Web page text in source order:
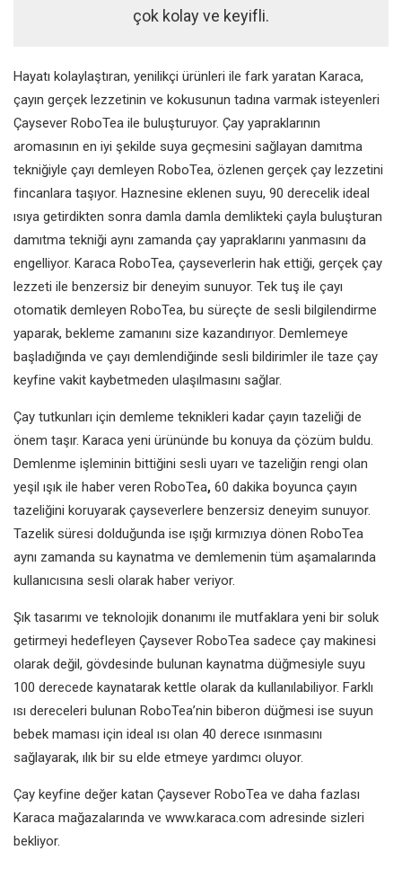
çok kolay ve keyifli.
Hayatı kolaylaştıran, yenilikçi ürünleri ile fark yaratan Karaca,
çayın gerçek lezzetinin ve kokusunun tadına varmak isteyenleri
Çaysever RoboTea ile buluşturuyor. Çay yapraklarının
aromasının en iyi şekilde suya geçmesini sağlayan damıtma
tekniğiyle çayı demleyen RoboTea, özlenen gerçek çay lezzetini
fincanlara taşıyor. Haznesine eklenen suyu, 90 derecelik ideal
ısıya getirdikten sonra damla damla demlikteki çayla buluşturan
damıtma tekniği aynı zamanda çay yapraklarını yanmasını da
engelliyor. Karaca RoboTea, çayseverlerin hak ettiği, gerçek çay
lezzeti ile benzersiz bir deneyim sunuyor. Tek tuş ile çayı
otomatik demleyen RoboTea, bu süreçte de sesli bilgilendirme
yaparak, bekleme zamanını size kazandırıyor. Demlemeye
başladığında ve çayı demlendiğinde sesli bildirimler ile taze çay
keyfine vakit kaybetmeden ulaşılmasını sağlar.
Çay tutkunları için demleme teknikleri kadar çayın tazeliği de
önem taşır. Karaca yeni ürününde bu konuya da çözüm buldu.
Demlenme işleminin bittiğini sesli uyarı ve tazeliğin rengi olan
yeşil ışık ile haber veren RoboTea, 60 dakika boyunca çayın
tazeliğini koruyarak çayseverlere benzersiz deneyim sunuyor.
Tazelik süresi dolduğunda ise ışığı kırmızıya dönen RoboTea
aynı zamanda su kaynatma ve demlemenin tüm aşamalarında
kullanıcısına sesli olarak haber veriyor.
Şık tasarımı ve teknolojik donanımı ile mutfaklara yeni bir soluk
getirmeyi hedefleyen Çaysever RoboTea sadece çay makinesi
olarak değil, gövdesinde bulunan kaynatma düğmesiyle suyu
100 derecede kaynatarak kettle olarak da kullanılabiliyor. Farklı
ısı dereceleri bulunan RoboTea’nin biberon düğmesi ise suyun
bebek maması için ideal ısı olan 40 derece ısınmasını
sağlayarak, ılık bir su elde etmeye yardımcı oluyor.
Çay keyfine değer katan Çaysever RoboTea ve daha fazlası
Karaca mağazalarında ve www.karaca.com adresinde sizleri
bekliyor.